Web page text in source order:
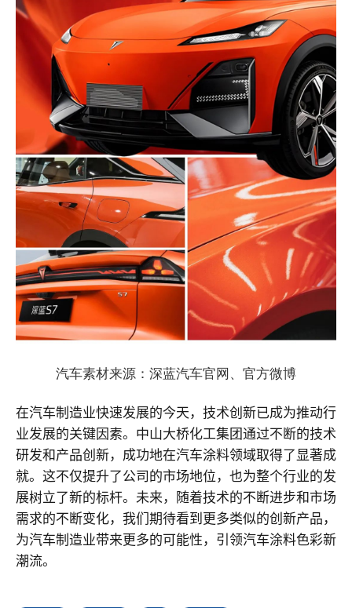
汽车素材来源：深蓝汽车官网、官方微博
在汽车制造业快速发展的今天，技术创新已成为推动行
业发展的关键因素。中山大桥化工集团通过不断的技术
研发和产品创新，成功地在汽车涂料领域取得了显著成
就。这不仅提升了公司的市场地位，也为整个行业的发
展树立了新的标杆。未来，随着技术的不断进步和市场
需求的不断变化，我们期待看到更多类似的创新产品，
为汽车制造业带来更多的可能性，引领汽车涂料色彩新
潮流。